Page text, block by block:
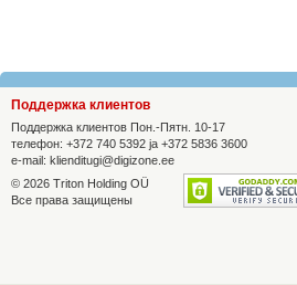
Поддержка клиентов
Поддержка клиентов Пон.-Пятн. 10-17
телефон: +372 740 5392 ja +372 5836 3600
e-mail: klienditugi@digizone.ee
© 2026 Triton Holding OÜ
Все права защищены